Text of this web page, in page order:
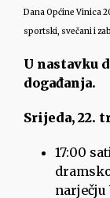
Dana Općine Vinica
sportski, svečani i
U nastavku
događanja.
Srijeda, 22.
17:00
narječju